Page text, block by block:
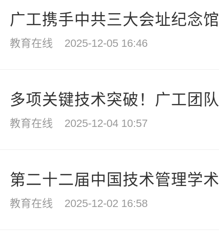
广工携手中共三大会址纪念
教育在线 2025-12-05 16:46
多项关键技术突破！广工团
教育在线 2025-12-04 10:57
第二十二届中国技术管理学
教育在线 2025-12-02 16:58